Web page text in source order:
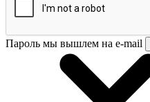
Пароль мы вышлем на e-mail